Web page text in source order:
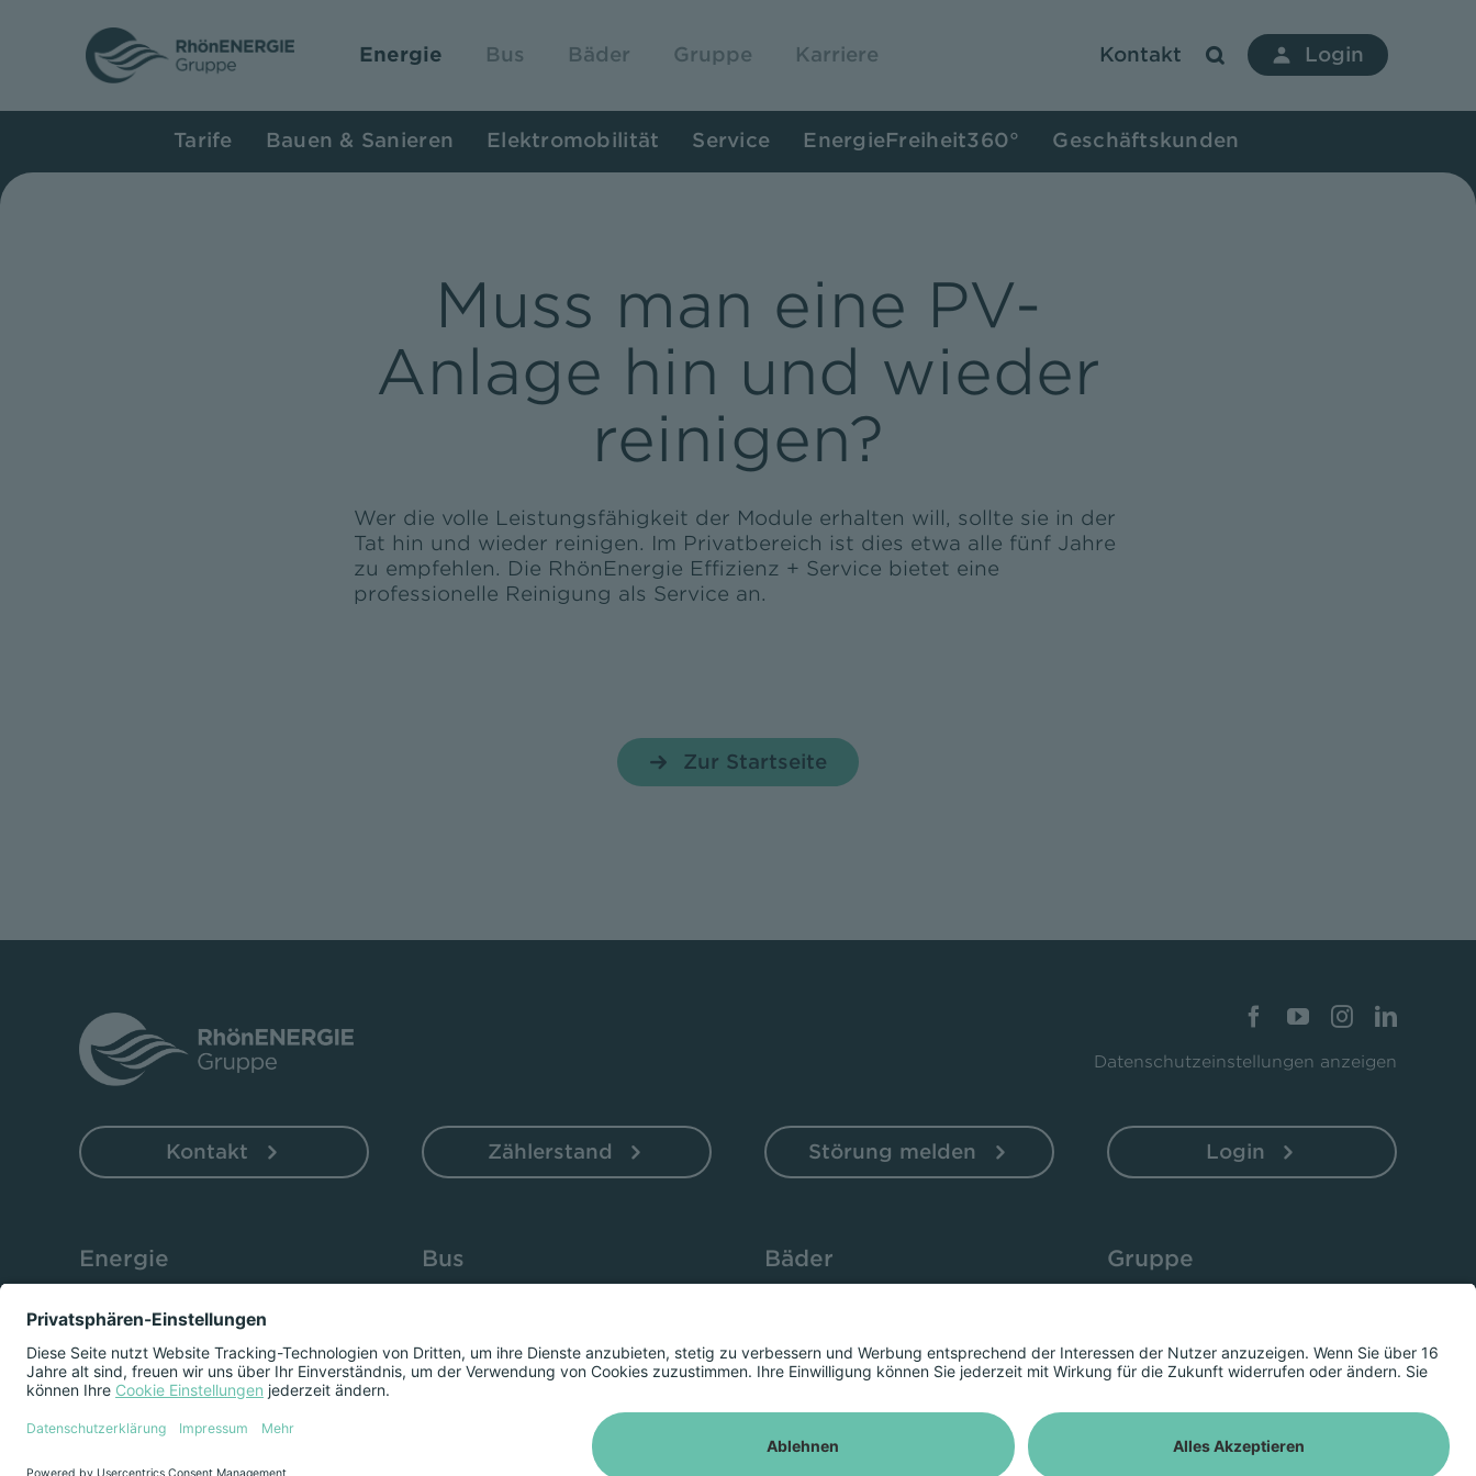
springen
Energie Bus Bäder Gruppe Karriere Kontakt Login
Tarife Bauen & Sanieren Elektromobilität Service EnergieFreiheit360° Geschäftskunden
Muss man eine PV-
Anlage hin und wieder
reinigen?
Wer die volle Leistungsfähigkeit der Module erhalten will, sollte sie in der
Tat hin und wieder reinigen. Im Privatbereich ist dies etwa alle fünf Jahre
zu empfehlen. Die RhönEnergie Effizienz + Service bietet eine
professionelle Reinigung als Service an.
Zur Startseite
Datenschutzeinstellungen anzeigen
Kontakt Zählerstand Störung melden Login
Energie
Erdgas
Wärme
Elektromobilität
Bus
Fundsachen
Bäder
Stadtbad Esperanto
Gruppe
Presse
Impressum Datenschutz Vertrag kündigen